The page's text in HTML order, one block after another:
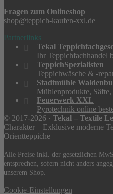
Fragen zum Onlineshop
shop@teppich-kaufen-xxl.de
Partnerlinks
Tekal
Ihr Teppichfachhandel
TeppichSpezialisten
Teppichwäsche & -
Stadtmühle
Mühlenprodukte,
Feuerwerk XXL
Pyrotechnik online
© 2017-2026 · Tekal – Textile
Charakter – Exklusive moderne
Orientteppiche
Alle Preise inkl. der gesetzlichen
entsprechen, sofern nicht anders
unserem Shop.
Cookie-Einstellungen